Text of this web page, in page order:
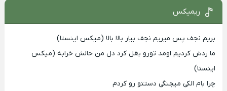
ریمیکس
بریم نجف پس میریم نجف بیار بالا بالا (میکس اینستا)
ما ردش کردیم اومد تورو بغل کرد دل من حالش خرابه (میکس
اینستا)
چرا بام الکی میجنگی دستتو رو کردم